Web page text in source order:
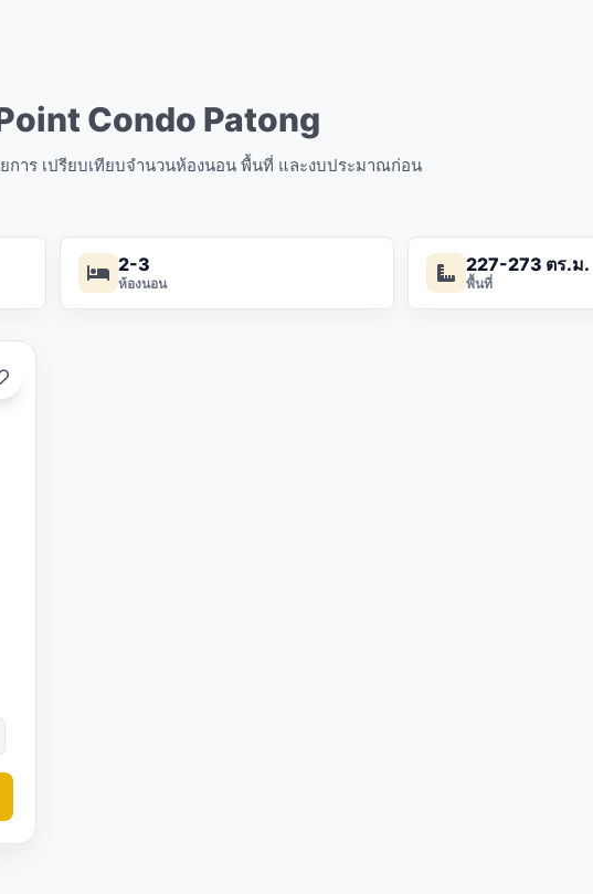
Condo Patong
การ เปรียบเทียบจำนวนห้องนอน พื้นที่ และงบประมาณก่อน
2-3
ห้องนอน
227-273 ตร.ม.
พื้นที่